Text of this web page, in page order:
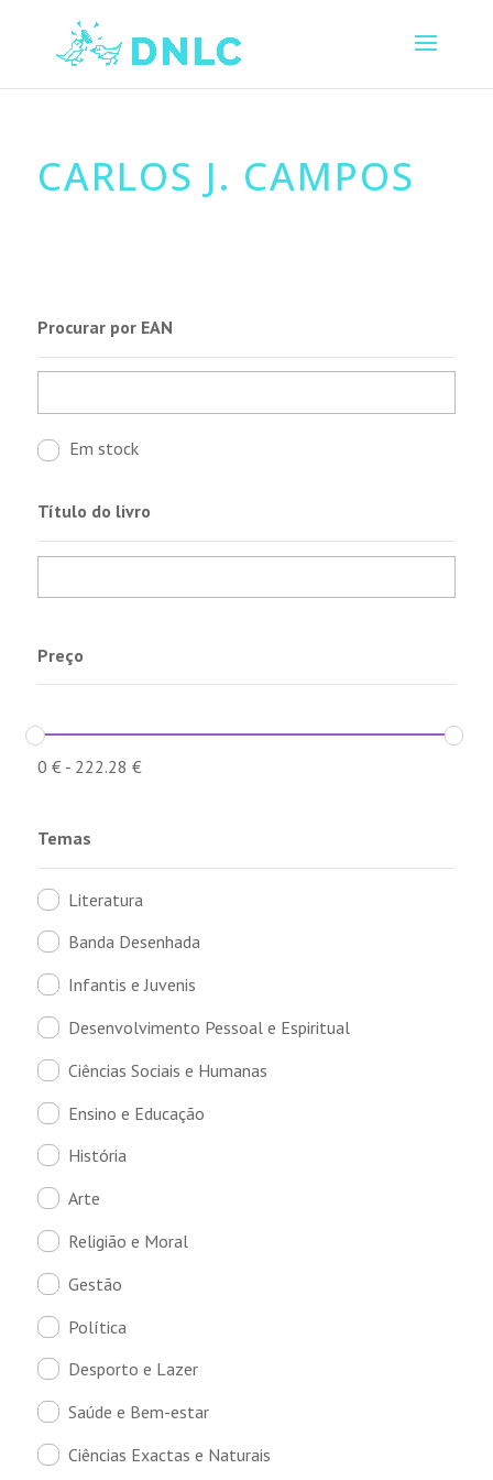
CARLOS J. CAMPOS
Procurar por EAN
Em stock
Título do livro
Preço
0 €- 222.28 €
Temas
Literatura
Banda Desenhada
Infantis e Juvenis
Desenvolvimento Pessoal e Espiritual
Ciências Sociais e Humanas
Ensino e Educação
História
Arte
Religião e Moral
Gestão
Política
Desporto e Lazer
Saúde e Bem-estar
Ciências Exactas e Naturais